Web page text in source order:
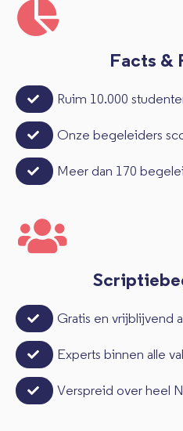
Facts &
Ruim 10.000
Onze begeleiders
Meer dan 170
Gratis en vrijblijvend
Experts binnen alle
Verspreid over heel